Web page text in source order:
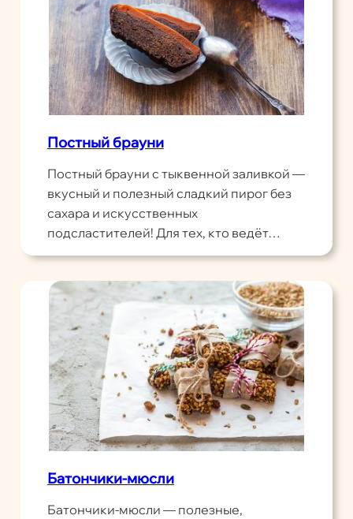
Постный брауни
Постный брауни с тыквенной заливкой —
вкусный и полезный сладкий пирог без
сахара и искусственных
подсластителей! Для тех, кто ведёт…
Батончики-мюсли
Батончики-мюсли — полезные,